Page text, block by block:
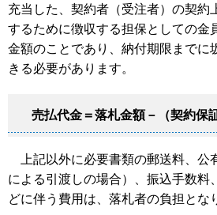
充当した、契約者（受注者）の契約
するために徴収する担保としての金
金額のことであり、納付期限までに
きる必要があります。
売払代金＝落札金額－（契約保
上記以外に必要書類の郵送料、公
による引渡しの場合）、振込手数料
どに伴う費用は、落札者の負担とな